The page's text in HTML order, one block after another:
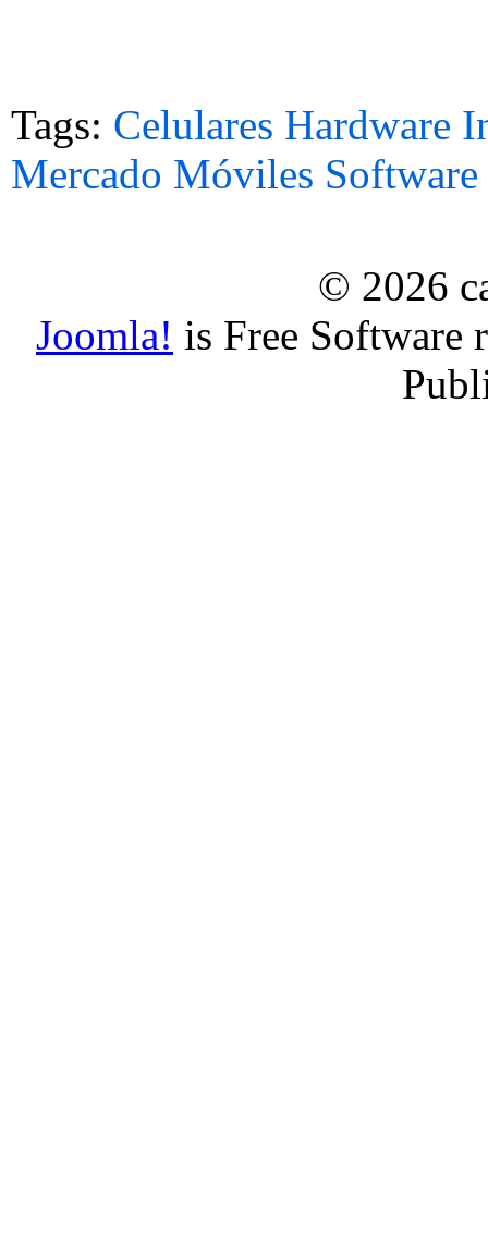
Tags: Celulares Hardware
Mercado Móviles Software
© 2026
Joomla! is Free Software